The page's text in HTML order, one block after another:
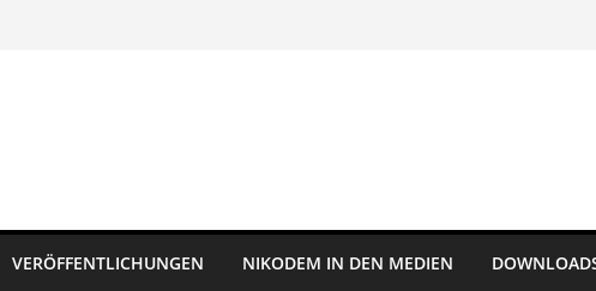
VERÖFFENTLICHUNGEN NIKODEM IN DEN MEDIEN